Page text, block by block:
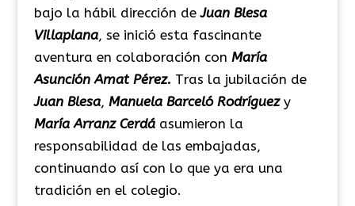
bajo la hábil dirección deJuan Blesa
Villaplana, se inició esta fascinante
aventura en colaboración con María
Asunción Amat Pérez. Tras la jubilación de
Juan Blesa, Manuela Barceló Rodríguezy
María Arranz Cerdáasumieron la
responsabilidad de las embajadas,
continuando así con lo que ya era una
tradición en el colegio.